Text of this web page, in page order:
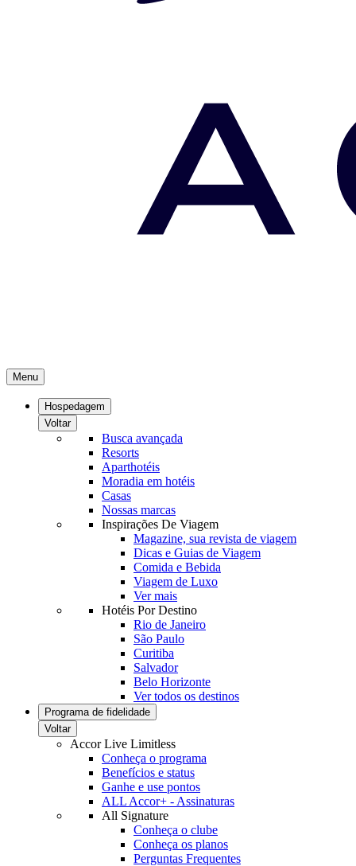
Menu
Hospedagem
Voltar
Busca avançada
Resorts
Aparthotéis
Moradia em hotéis
Casas
Nossas marcas
Inspirações De Viagem
Magazine, sua revista de viagem
Dicas e Guias de Viagem
Comida e Bebida
Viagem de Luxo
Ver mais
Hotéis Por Destino
Rio de Janeiro
São Paulo
Curitiba
Salvador
Belo Horizonte
Ver todos os destinos
Programa de fidelidade
Voltar
Accor Live Limitless
Conheça o programa
Benefícios e status
Ganhe e use pontos
ALL Accor+ - Assinaturas
All Signature
Conheça o clube
Conheça os planos
Perguntas Frequentes